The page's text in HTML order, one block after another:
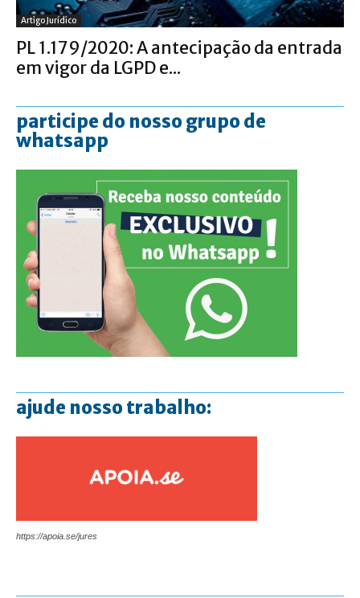
Artigo Jurídico
PL 1.179/2020: A antecipação da entrada
em vigor da LGPD e...
participe do nosso grupo de
whatsapp
ajude nosso trabalho:
https://apoia.se/jures